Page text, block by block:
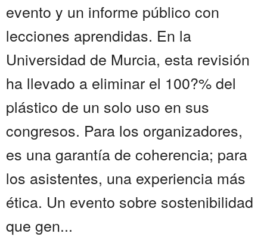
evento y un informe público con
lecciones aprendidas. En la
Universidad de Murcia, esta revisión
ha llevado a eliminar el 100?% del
plástico de un solo uso en sus
congresos. Para los organizadores,
es una garantía de coherencia; para
los asistentes, una experiencia más
ética. Un evento sobre sostenibilidad
que gen...